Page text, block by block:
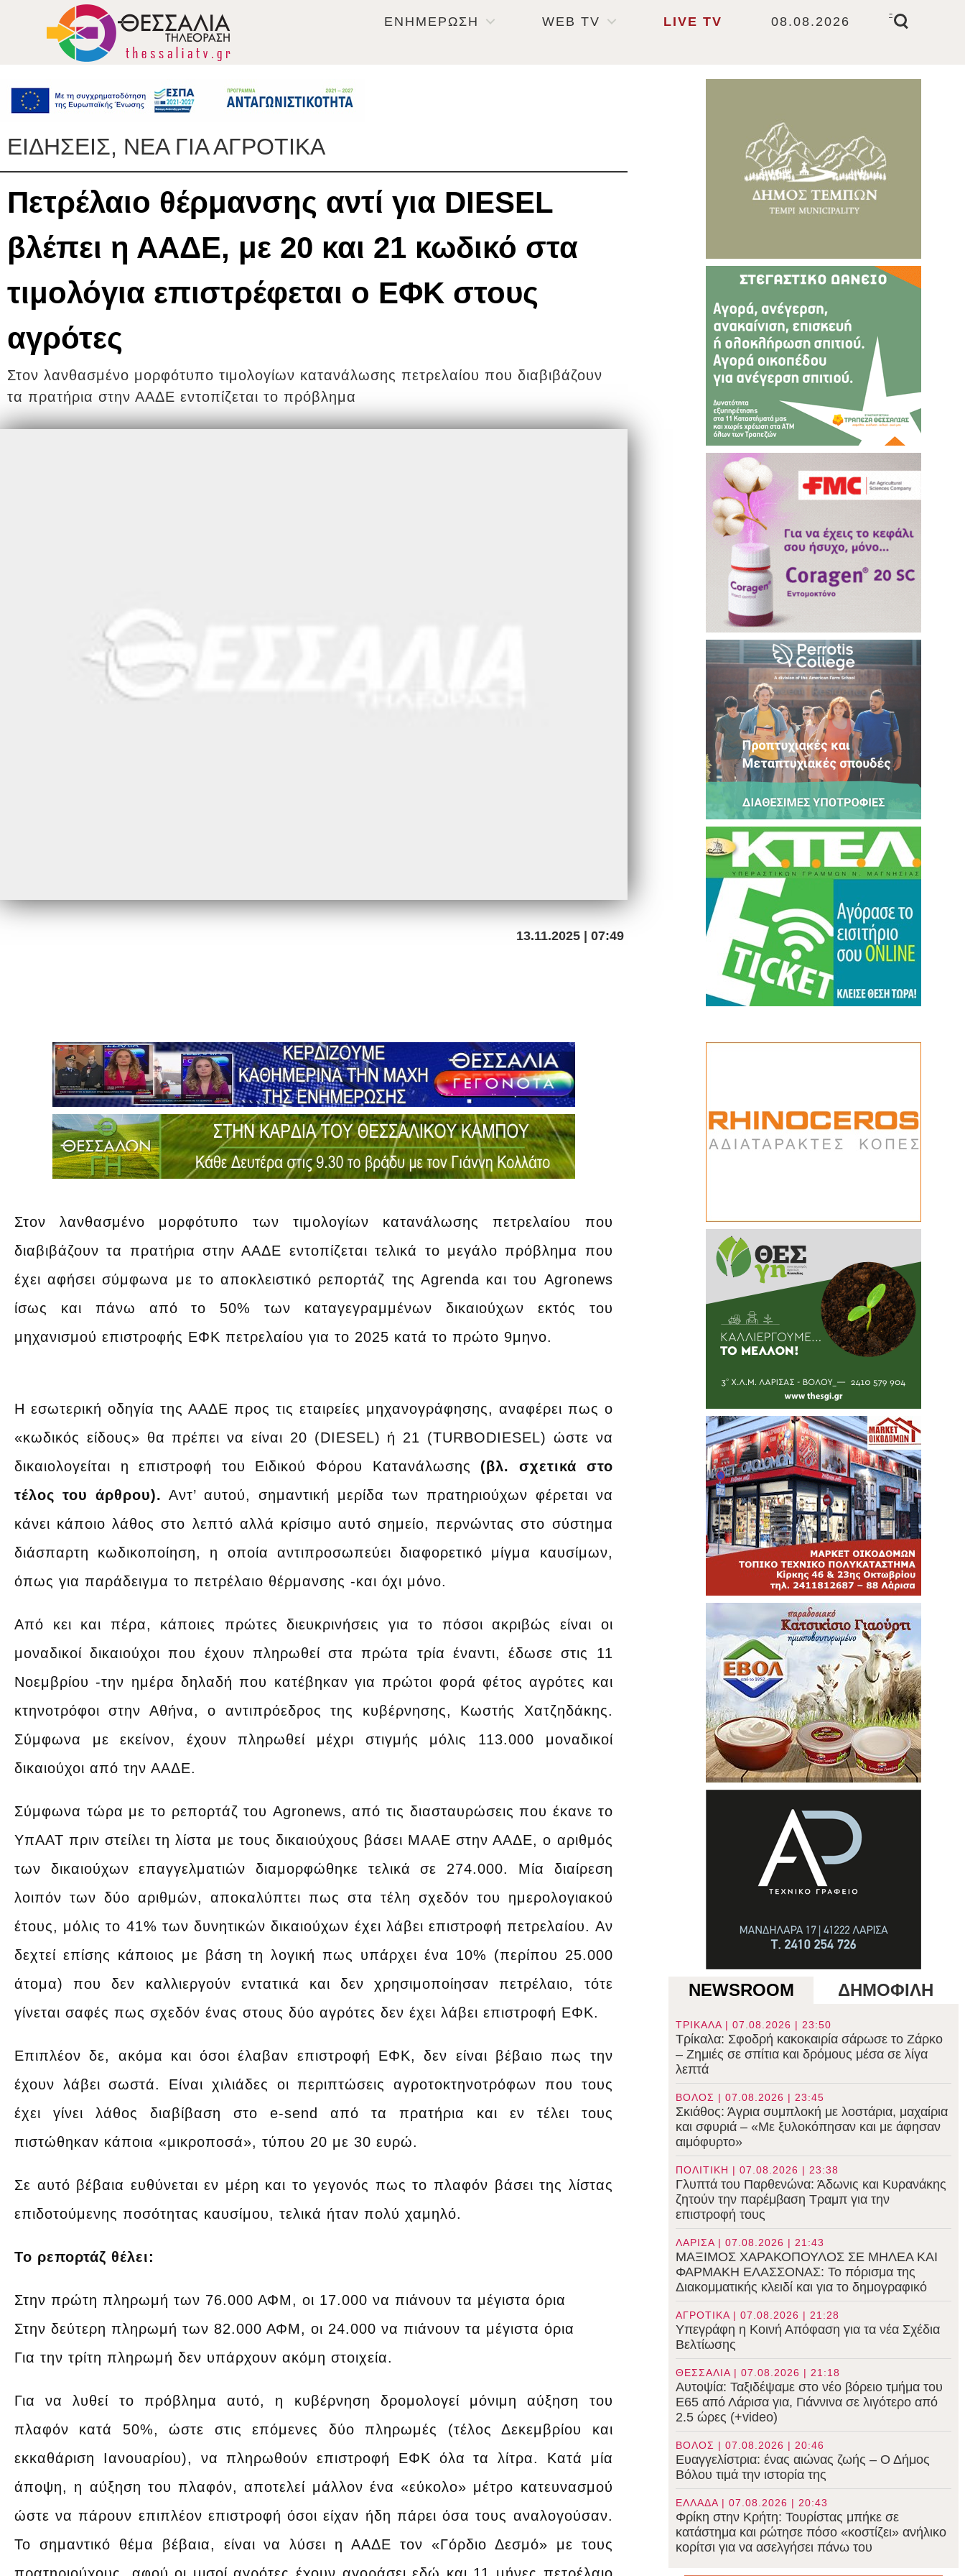
ΕΝΗΜΕΡΩΣΗ WEB TV LIVE TV 08.08.2026
-
ΕΙΔΗΣΕΙΣ, ΝΕΑ ΓΙΑ ΑΓΡΟΤΙΚΑ
Πετρέλαιο θέρμανσης αντί για DIESEL
βλέπει η ΑΑΔΕ, με 20 και 21 κωδικό στα
τιμολόγια επιστρέφεται ο ΕΦΚ στους
αγρότες
Στον λανθασμένο μορφότυπο τιμολογίων κατανάλωσης πετρελαίου που διαβιβάζουν
τα πρατήρια στην ΑΑΔΕ εντοπίζεται το πρόβλημα
13.11.2025 | 07:49
Στον λανθασμένο μορφότυπο των τιμολογίων κατανάλωσης πετρελαίου που
διαβιβάζουν τα πρατήρια στην ΑΑΔΕ εντοπίζεται τελικά το μεγάλο πρόβλημα που
έχει αφήσει σύμφωνα με το αποκλειστικό ρεπορτάζ της Αgrenda και του Agronews
ίσως και πάνω από το 50% των καταγεγραμμένων δικαιούχων εκτός του
μηχανισμού επιστροφής ΕΦΚ πετρελαίου για το 2025 κατά το πρώτο 9μηνο.
Η εσωτερική οδηγία της ΑΑΔΕ προς τις εταιρείες μηχανογράφησης, αναφέρει πως ο
«κωδικός είδους» θα πρέπει να είναι 20 (DIESEL) ή 21 (TURBODIESEL) ώστε να
δικαιολογείται η επιστροφή του Ειδικού Φόρου Κατανάλωσης (βλ. σχετικά στο
τέλος του άρθρου). Αντ’ αυτού, σημαντική μερίδα των πρατηριούχων φέρεται να
κάνει κάποιο λάθος στο λεπτό αλλά κρίσιμο αυτό σημείο, περνώντας στο σύστημα
διάσπαρτη κωδικοποίηση, η οποία αντιπροσωπεύει διαφορετικό μίγμα καυσίμων,
όπως για παράδειγμα το πετρέλαιο θέρμανσης -και όχι μόνο.
Από κει και πέρα, κάποιες πρώτες διευκρινήσεις για το πόσοι ακριβώς είναι οι
μοναδικοί δικαιούχοι που έχουν πληρωθεί στα πρώτα τρία έναντι, έδωσε στις 11
Νοεμβρίου -την ημέρα δηλαδή που κατέβηκαν για πρώτοι φορά φέτος αγρότες και
κτηνοτρόφοι στην Αθήνα, ο αντιπρόεδρος της κυβέρνησης, Κωστής Χατζηδάκης.
Σύμφωνα με εκείνον, έχουν πληρωθεί μέχρι στιγμής μόλις 113.000 μοναδικοί
δικαιούχοι από την ΑΑΔΕ.
Σύμφωνα τώρα με το ρεπορτάζ του Agronews, από τις διασταυρώσεις που έκανε το
ΥπΑΑΤ πριν στείλει τη λίστα με τους δικαιούχους βάσει ΜΑΑΕ στην ΑΑΔΕ, ο αριθμός
των δικαιούχων επαγγελματιών διαμορφώθηκε τελικά σε 274.000. Μία διαίρεση
λοιπόν των δύο αριθμών, αποκαλύπτει πως στα τέλη σχεδόν του ημερολογιακού
έτους, μόλις το 41% των δυνητικών δικαιούχων έχει λάβει επιστροφή πετρελαίου. Αν
δεχτεί επίσης κάποιος με βάση τη λογική πως υπάρχει ένα 10% (περίπου 25.000
άτομα) που δεν καλλιεργούν εντατικά και δεν χρησιμοποίησαν πετρέλαιο, τότε
γίνεται σαφές πως σχεδόν ένας στους δύο αγρότες δεν έχει λάβει επιστροφή ΕΦΚ.
Επιπλέον δε, ακόμα και όσοι έλαβαν επιστροφή ΕΦΚ, δεν είναι βέβαιο πως την
έχουν λάβει σωστά. Είναι χιλιάδες οι περιπτώσεις αγροτοκτηνοτρόφων που τους
έχει γίνει λάθος διαβίβαση στο e-send από τα πρατήρια και εν τέλει τους
πιστώθηκαν κάποια «μικροποσά», τύπου 20 με 30 ευρώ.
Σε αυτό βέβαια ευθύνεται εν μέρη και το γεγονός πως το πλαφόν βάσει της λίστας
επιδοτούμενης ποσότητας καυσίμου, τελικά ήταν πολύ χαμηλό.
Το ρεπορτάζ θέλει:
Στην πρώτη πληρωμή των 76.000 ΑΦΜ, οι 17.000 να πιάνουν τα μέγιστα όρια
Στην δεύτερη πληρωμή των 82.000 ΑΦΜ, οι 24.000 να πιάνουν τα μέγιστα όρια
Για την τρίτη πληρωμή δεν υπάρχουν ακόμη στοιχεία.
Για να λυθεί το πρόβλημα αυτό, η κυβέρνηση δρομολογεί μόνιμη αύξηση του
πλαφόν κατά 50%, ώστε στις επόμενες δύο πληρωμές (τέλος Δεκεμβρίου και
εκκαθάριση Ιανουαρίου), να πληρωθούν επιστροφή ΕΦΚ όλα τα λίτρα. Κατά μία
άποψη, η αύξηση του πλαφόν, αποτελεί μάλλον ένα «εύκολο» μέτρο κατευνασμού
ώστε να πάρουν επιπλέον επιστροφή όσοι είχαν ήδη πάρει όσα τους αναλογούσαν.
Το σημαντικό θέμα βέβαια, είναι να λύσει η ΑΑΔΕ τον «Γόρδιο Δεσμό» με τους
NEWSROOM ΔΗΜΟΦΙΛΗ
ΤΡΙΚΑΛΑ | 07.08.2026 | 23:50
Τρίκαλα: Σφοδρή κακοκαιρία σάρωσε το Ζάρκο
– Ζημιές σε σπίτια και δρόμους μέσα σε λίγα
λεπτά
ΒΟΛΟΣ | 07.08.2026 | 23:45
Σκιάθος: Άγρια συμπλοκή με λοστάρια, μαχαίρια
και σφυριά – «Με ξυλοκόπησαν και με άφησαν
αιμόφυρτο»
ΠΟΛΙΤΙΚΗ | 07.08.2026 | 23:38
Γλυπτά του Παρθενώνα: Άδωνις και Κυρανάκης
ζητούν την παρέμβαση Τραμπ για την
επιστροφή τους
ΛΑΡΙΣΑ | 07.08.2026 | 21:43
ΜΑΞΙΜΟΣ ΧΑΡΑΚΟΠΟΥΛΟΣ ΣΕ ΜΗΛΕΑ ΚΑΙ
ΦΑΡΜΑΚΗ ΕΛΑΣΣΟΝΑΣ: Το πόρισμα της
Διακομματικής κλειδί και για το δημογραφικό
ΑΓΡΟΤΙΚΑ | 07.08.2026 | 21:28
Υπεγράφη η Κοινή Απόφαση για τα νέα Σχέδια
Βελτίωσης
ΘΕΣΣΑΛΙΑ | 07.08.2026 | 21:18
Αυτοψία: Ταξιδέψαμε στο νέο βόρειο τμήμα του
Ε65 από Λάρισα για, Γιάννινα σε λιγότερο από
2.5 ώρες (+video)
ΒΟΛΟΣ | 07.08.2026 | 20:46
Ευαγγελίστρια: ένας αιώνας ζωής – Ο Δήμος
Βόλου τιμά την ιστορία της
ΕΛΛΑΔΑ | 07.08.2026 | 20:43
Φρίκη στην Κρήτη: Τουρίστας μπήκε σε
κατάστημα και ρώτησε πόσο «κοστίζει» ανήλικο
κορίτσι για να ασελγήσει πάνω του